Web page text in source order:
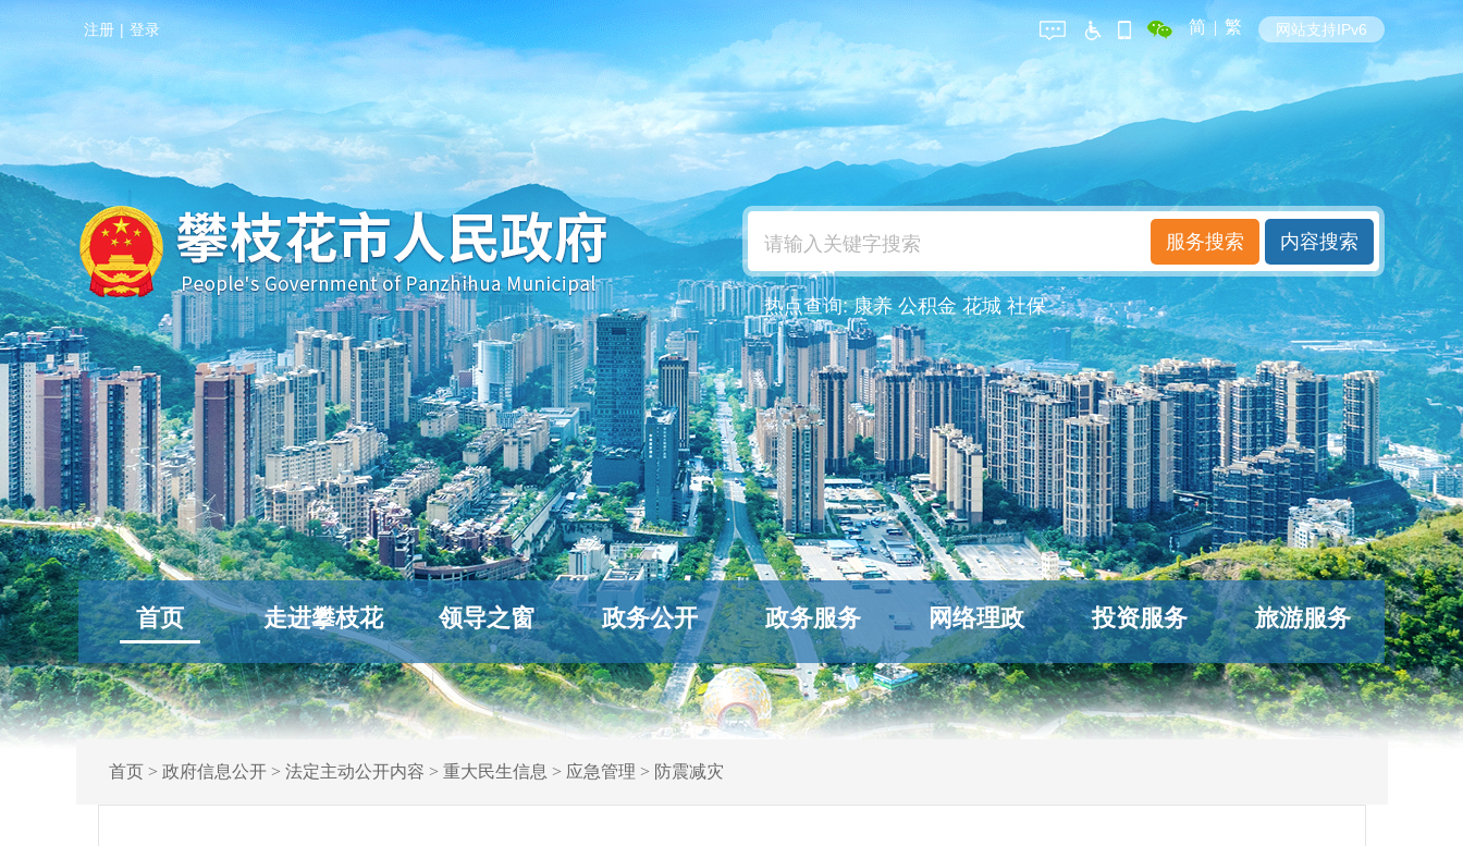
注册 | 登录 简 | 繁 网站支持IPv6
热点查询:康养 公积金 花城 社保
首页 走进攀枝花 领导之窗 政务公开 政务服务 网络理政 投资服务 旅游服务
首页> 政府信息公开> 法定主动公开内容 > 重大民生信息 > 应急管理 > 防震减灾